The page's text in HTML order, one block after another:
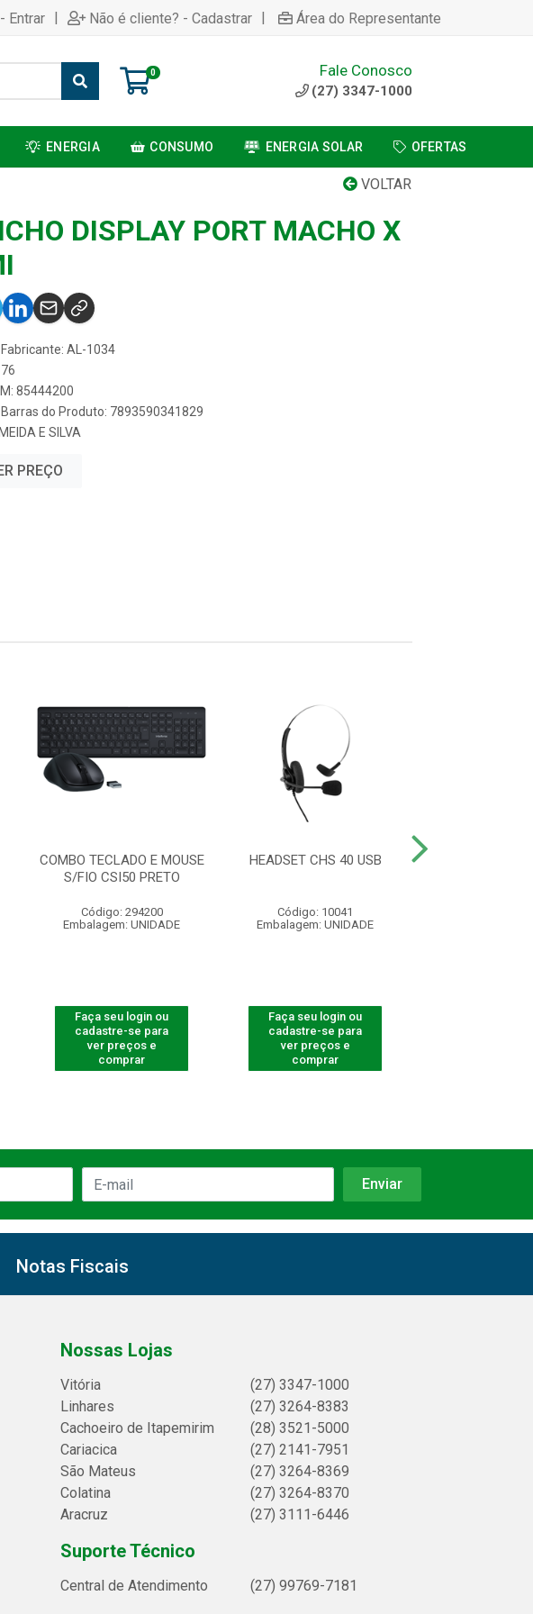
Entrar | Não é cliente? - Cadastrar | Área do Representante
0 Fale Conosco
(27) 3347-1000
ENERGIA CONSUMO ENERGIA SOLAR OFERTAS
VOLTAR
DISPLAY PORT MACHO X
AL-1034
85444200
do Produto: 7893590341829
E SILVA
PREÇO
COMBO TECLADO E MOUSE
S/FIO CSI50 PRETO
Código: 294200
Embalagem: UNIDADE
Faça seu login ou
cadastre-se para
ver preços e
comprar
HEADSET CHS 40 USB
Código: 10041
Embalagem: UNIDADE
Faça seu login ou
cadastre-se para
ver preços e
comprar
Notas Fiscais
Nossas Lojas
Vitória
(27) 3347-1000
Linhares
(27) 3264-8383
Cachoeiro de Itapemirim
(28) 3521-5000
Cariacica
(27) 2141-7951
São Mateus
(27) 3264-8369
Colatina
(27) 3264-8370
Aracruz
(27) 3111-6446
Suporte Técnico
Central de Atendimento (27) 99769-7181